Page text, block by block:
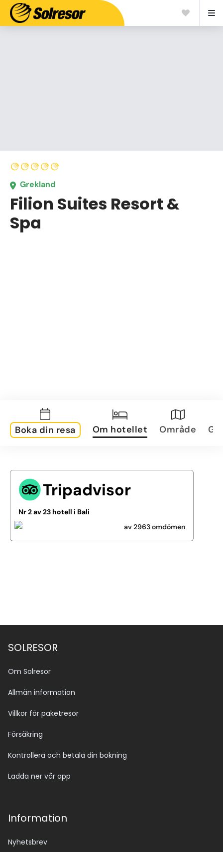
Grekland
Filion Suites Resort &
Spa
Boka din resa Om hotellet Område
Tripadvisor
Nr 2 av 23 hotell i Bali
av 2963 omdömen
SOLRESOR
Om Solresor
Allmän information
Villkor för paketresor
Försäkring
Kontrollera och betala din bokning
Ladda ner vår app
Information
Nyhetsbrev